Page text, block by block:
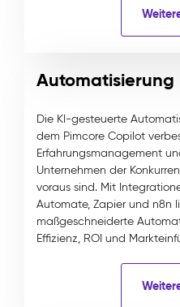
Automatisierung
Die KI-gesteuerte
dem Pimcore Copilot
Erfahrungsmanagement
Unternehmen der
voraus sind. Mit
Automate, Zapier und n8n
maßgeschneiderte
Effizienz, ROI und